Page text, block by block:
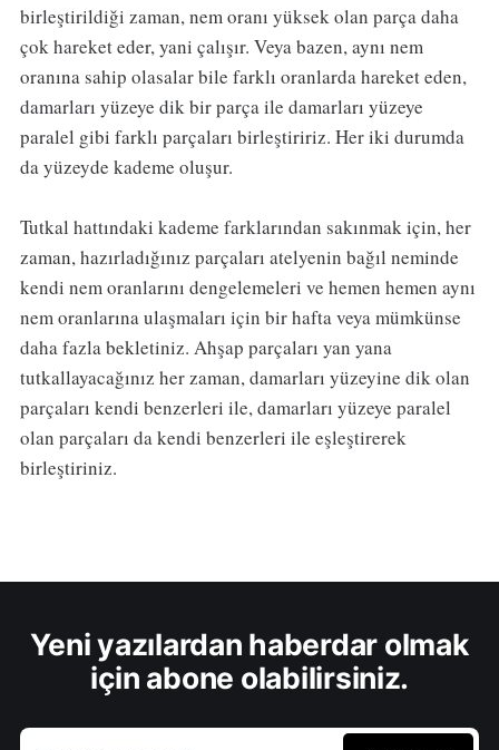
birleştirildiği zaman, nem oranı yüksek olan parça daha
çok hareket eder, yani çalışır. Veya bazen, aynı nem
oranına sahip olasalar bile farklı oranlarda hareket eden,
damarları yüzeye dik bir parça ile damarları yüzeye
paralel gibi farklı parçaları birleştiririz. Her iki durumda
da yüzeyde kademe oluşur.
Tutkal hattındaki kademe farklarından sakınmak için, her
zaman, hazırladığınız parçaları atelyenin bağıl neminde
kendi nem oranlarını dengelemeleri ve hemen hemen aynı
nem oranlarına ulaşmaları için bir hafta veya mümkünse
daha fazla bekletiniz. Ahşap parçaları yan yana
tutkallayacağınız her zaman, damarları yüzeyine dik olan
parçaları kendi benzerleri ile, damarları yüzeye paralel
olan parçaları da kendi benzerleri ile eşleştirerek
birleştiriniz.
Yeni yazılardan haberdar olmak
için abone olabilirsiniz.